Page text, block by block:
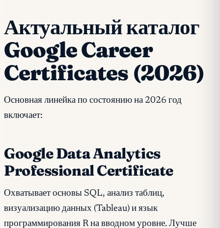
Актуальный каталог
Google Career
Certificates (2026)
Основная линейка по состоянию на 2026 год
включает:
Google Data Analytics
Professional Certificate
Охватывает основы SQL, анализ таблиц,
визуализацию данных (Tableau) и язык
программирования R на вводном уровне. Лучше